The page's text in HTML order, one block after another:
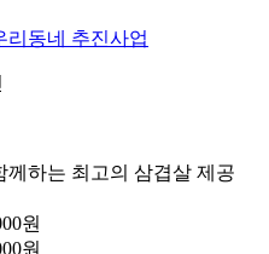
리동네 추진사업
께하는 최고의 삼겹살 제공
원
원